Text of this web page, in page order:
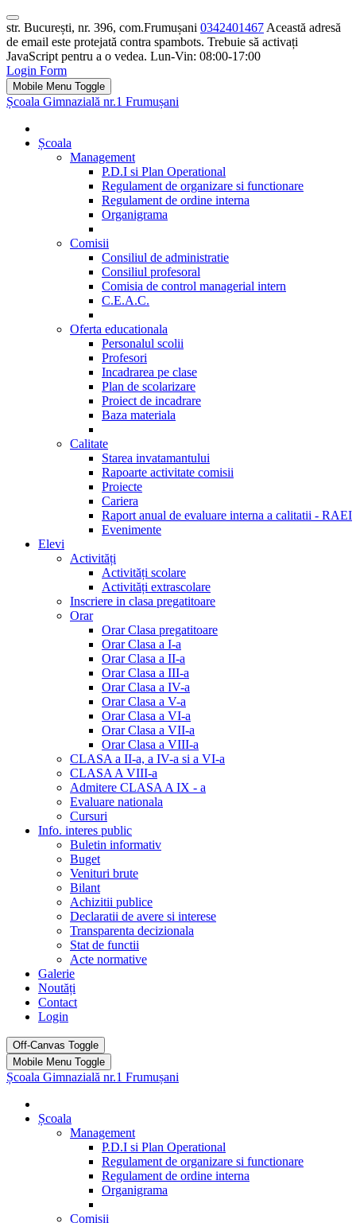
str. București, nr. 396, com.Frumușani 0342401467 Această adresă
de email este protejată contra spambots. Trebuie să activați
JavaScript pentru a o vedea. Lun-Vin: 08:00-17:00
Login Form
Mobile Menu Toggle
Școala Gimnazială nr.1 Frumușani
Școala
Management
P.D.I si Plan Operational
Regulament de organizare si functionare
Regulament de ordine interna
Organigrama
Comisii
Consiliul de administratie
Consiliul profesoral
Comisia de control managerial intern
C.E.A.C.
Oferta educationala
Personalul scolii
Profesori
Incadrarea pe clase
Plan de scolarizare
Proiect de incadrare
Baza materiala
Calitate
Starea invatamantului
Rapoarte activitate comisii
Proiecte
Cariera
Raport anual de evaluare interna a calitatii - RAEI
Evenimente
Elevi
Activități
Activități scolare
Activități extrascolare
Inscriere in clasa pregatitoare
Orar
Orar Clasa pregatitoare
Orar Clasa a I-a
Orar Clasa a II-a
Orar Clasa a III-a
Orar Clasa a IV-a
Orar Clasa a V-a
Orar Clasa a VI-a
Orar Clasa a VII-a
Orar Clasa a VIII-a
CLASA a II-a, a IV-a si a VI-a
CLASA A VIII-a
Admitere CLASA A IX - a
Evaluare nationala
Cursuri
Info. interes public
Buletin informativ
Buget
Venituri brute
Bilant
Achizitii publice
Declaratii de avere si interese
Transparenta decizionala
Stat de functii
Acte normative
Galerie
Noutăți
Contact
Login
Off-Canvas Toggle
Mobile Menu Toggle
Școala Gimnazială nr.1 Frumușani
Școala
Management
P.D.I si Plan Operational
Regulament de organizare si functionare
Regulament de ordine interna
Organigrama
Comisii